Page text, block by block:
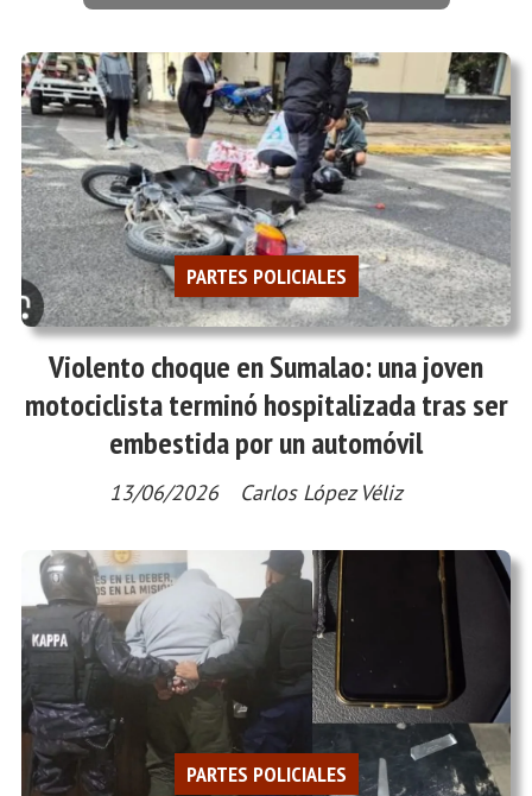
Violento choque en Sumalao: una joven
motociclista terminó hospitalizada tras ser
embestida por un automóvil
Carlos López Véliz
PARTES POLICIALES
13/06/2026
PARTES POLICIALES